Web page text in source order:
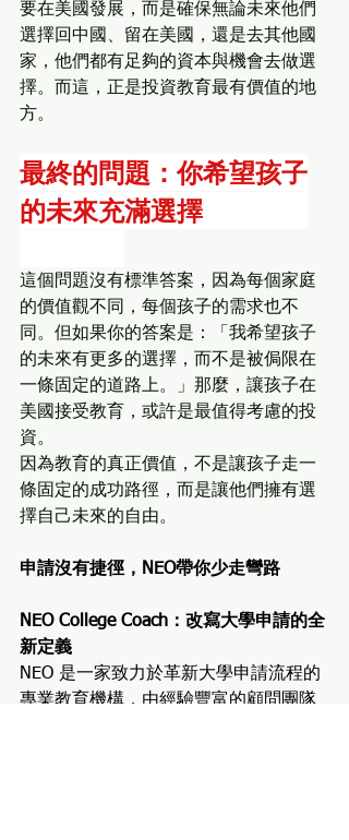
要在美國發展，而是確保無論未來他們
選擇回中國、留在美國，還是去其他國
家，他們都有足夠的資本與機會去做選
擇。而這，正是投資教育最有價值的地
方。
最終的問題：你希望孩子
的未來充滿選擇
這個問題沒有標準答案，因為每個家庭
的價值觀不同，每個孩子的需求也不
同。但如果你的答案是：「我希望孩子
的未來有更多的選擇，而不是被侷限在
一條固定的道路上。」那麼，讓孩子在
美國接受教育，或許是最值得考慮的投
資。
因為教育的真正價值，不是讓孩子走一
條固定的成功路徑，而是讓他們擁有選
擇自己未來的自由。
申請沒有捷徑，NEO帶你少走彎路
NEO College Coach：改寫大學申請的全
新定義
NEO 是一家致力於革新大學申請流程的
專業教育機構，由經驗豐富的顧問團隊